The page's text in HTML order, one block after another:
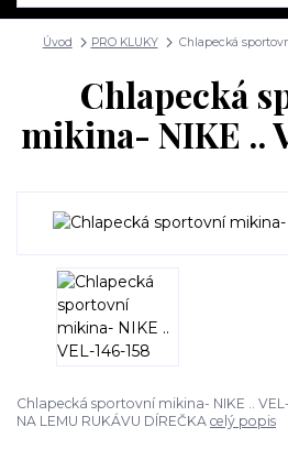
Úvod PRO KLUKY Chlapecká
Chlapecká
mikina- NIKE ..
Chlapecká sportovní mikina- NIKE .. VEL-
NA LEMU RUKÁVU DÍREČKA celý popis